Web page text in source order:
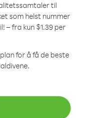
til
som helst nummer
– fra kun $1.39 per
for å få de beste